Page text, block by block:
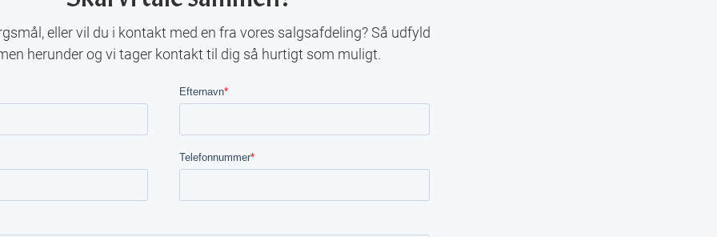
eller vil du i kontakt med en fra vores salgsafdeling? Så udfyld
herunder og vi tager kontakt til dig så hurtigt som muligt.